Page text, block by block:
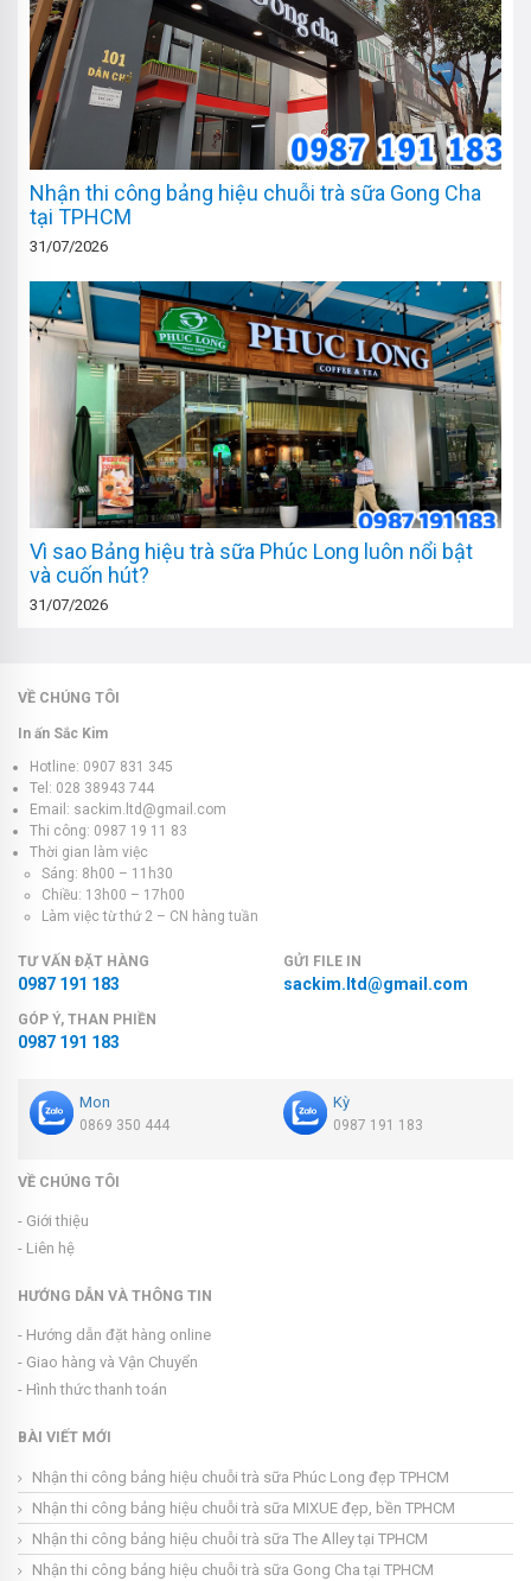
Nhận thi công bảng hiệu chuỗi trà sữa Gong Cha
tại TPHCM
31/07/2026
Vì sao Bảng hiệu trà sữa Phúc Long luôn nổi bật
và cuốn hút?
31/07/2026
VỀ CHÚNG TÔI
In ấn Sắc Kim
Hotline: 0907 831 345
Tel: 028 38943 744
Email: sackim.ltd@gmail.com
Thi công: 0987 19 11 83
Thời gian làm việc
Sáng: 8h00 – 11h30
Chiều: 13h00 – 17h00
Làm việc từ thứ 2 – CN hàng tuần
TƯ VẤN ĐẶT HÀNG
0987 191 183
GỬI FILE IN
sackim.ltd@gmail.com
GÓP Ý, THAN PHIỀN
0987 191 183
Mon
0869 350 444
Kỳ
0987 191 183
VỀ CHÚNG TÔI
- Giới thiệu
- Liên hệ
HƯỚNG DẪN VÀ THÔNG TIN
- Hướng dẫn đặt hàng online
- Giao hàng và Vận Chuyển
- Hình thức thanh toán
BÀI VIẾT MỚI
Nhận thi công bảng hiệu chuỗi trà sữa Phúc Long đẹp TPHCM
Nhận thi công bảng hiệu chuỗi trà sữa MIXUE đẹp, bền TPHCM
Nhận thi công bảng hiệu chuỗi trà sữa The Alley tại TPHCM
Nhận thi công bảng hiệu chuỗi trà sữa Gong Cha tại TPHCM